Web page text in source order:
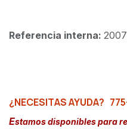
Referencia interna:
¿NECESITAS AYUDA?
Estamos disponibles para